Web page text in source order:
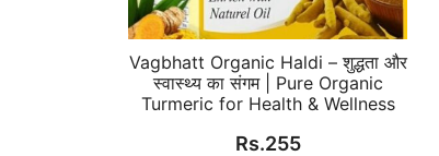
Vagbhatt Organic Haldi – शुद्धता और
स्वास्थ्य का संगम | Pure Organic
Turmeric for Health & Wellness
Rs.255